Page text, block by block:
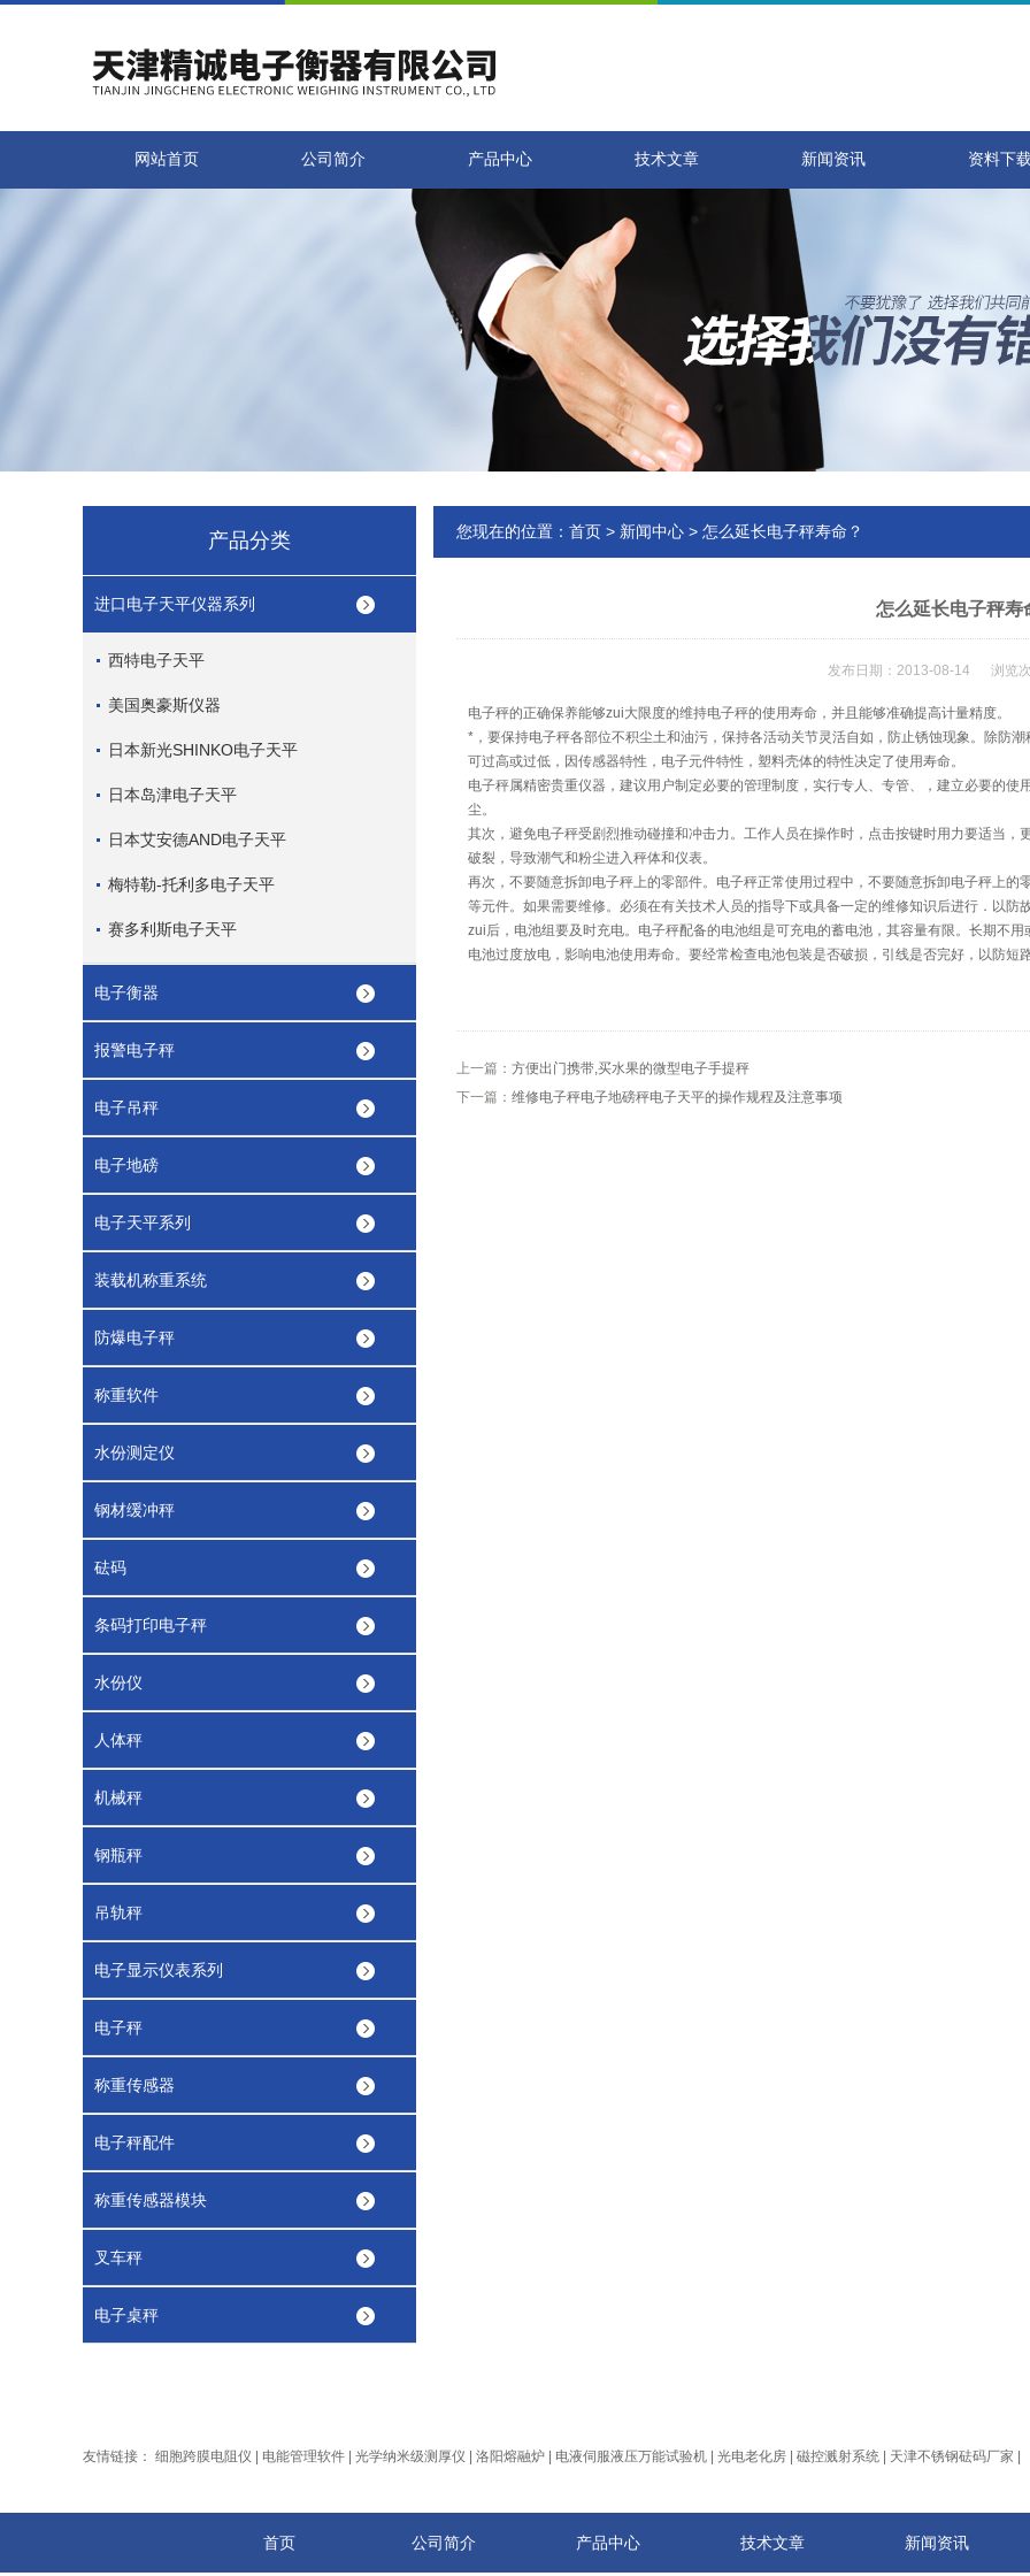
网站首页 公司简介 产品中心 技术文章 新闻资讯 资料下
产品分类
进口电子天平仪器系列
西特电子天平
美国奥豪斯仪器
日本新光SHINKO电子天平
日本岛津电子天平
日本艾安德AND电子天平
梅特勒-托利多电子天平
赛多利斯电子天平
电子衡器
报警电子秤
电子吊秤
电子地磅
电子天平系列
装载机称重系统
防爆电子秤
称重软件
水份测定仪
钢材缓冲秤
砝码
条码打印电子秤
水份仪
人体秤
机械秤
钢瓶秤
吊轨秤
电子显示仪表系列
电子秤
称重传感器
电子秤配件
称重传感器模块
叉车秤
电子桌秤
您现在的位置： 首页 > 新闻中心 > 怎么延长电子秤寿命？
怎么延长电子秤寿
发布日期：2013-08-14 浏览
电子秤的正确保养能够zui大限度的维持电子秤的使用寿命，并且能够准确提高计量精度。
*，要保持电子秤各部位不积尘土和油污，保持各活动关节灵活自如，防止锈蚀现象。除防
可过高或过低，因传感器特性，电子元件特性，塑料壳体的特性决定了使用寿命。
电子秤属精密贵重仪器，建议用户制定必要的管理制度，实行专人、专管、，建立必要的
尘。
其次，避免电子秤受剧烈推动碰撞和冲击力。工作人员在操作时，点击按键时用力要适当，
破裂，导致潮气和粉尘进入秤体和仪表。
再次，不要随意拆卸电子秤上的零部件。电子秤正常使用过程中，不要随意拆卸电子秤上的
等元件。如果需要维修。必须在有关技术人员的指导下或具备一定的维修知识后进行．以防
zui后，电池组要及时充电。电子秤配备的电池组是可充电的蓄电池，其容量有限。长期不
电池过度放电，影响电池使用寿命。要经常检查电池包装是否破损，引线是否完好，以防短
上一篇： 方便出门携带,买水果的微型电子手提秤
下一篇： 维修电子秤电子地磅秤电子天平的操作规程及注意事项
友情链接： 细胞跨膜电阻仪 电能管理软件 光学纳米级测厚仪 洛阳熔融炉 电液伺服液压万能试验机 光电老化房 磁控溅射系统 天津不锈钢砝码厂家
首页 公司简介 产品中心 技术文章 新闻资讯